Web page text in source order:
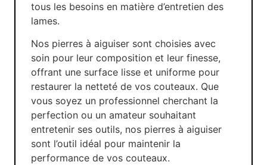
tous les besoins en matière d’entretien des
lames.
Nos pierres à aiguiser sont choisies avec
soin pour leur composition et leur finesse,
offrant une surface lisse et uniforme pour
restaurer la netteté de vos couteaux. Que
vous soyez un professionnel cherchant la
perfection ou un amateur souhaitant
entretenir ses outils, nos pierres à aiguiser
sont l’outil idéal pour maintenir la
performance de vos couteaux.